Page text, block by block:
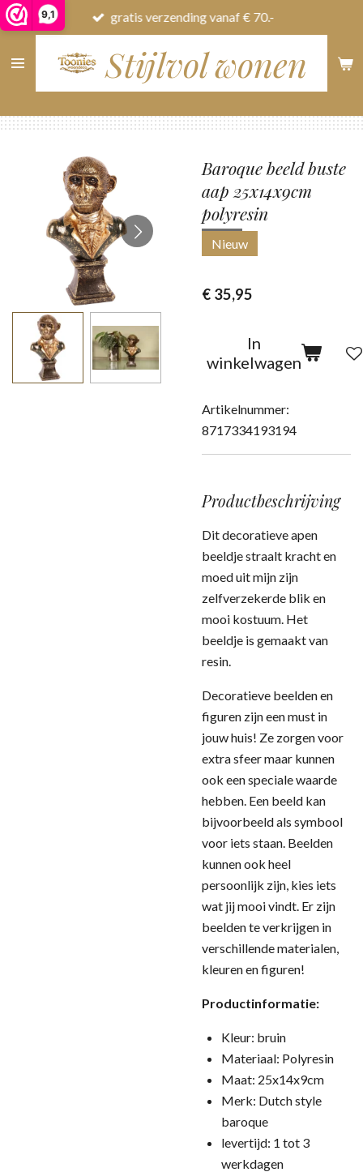
9,1
Ga
direct
naar
Stijlvol wonen
gratis verzending vanaf € 70.-
Baroque beeld buste
aap 25x14x9cm
polyresin
Nieuw
€ 35,95
In
winkelwagen
Artikelnummer:
8717334193194
Productbeschrijving
Dit decoratieve apen
beeldje straalt kracht en
moed uit mijn zijn
zelfverzekerde blik en
mooi kostuum. Het
beeldje is gemaakt van
resin.
Decoratieve beelden en
figuren zijn een must in
jouw huis! Ze zorgen voor
extra sfeer maar kunnen
ook een speciale waarde
hebben. Een beeld kan
bijvoorbeeld als symbool
voor iets staan. Beelden
kunnen ook heel
persoonlijk zijn, kies iets
wat jij mooi vindt. Er zijn
beelden te verkrijgen in
verschillende materialen,
kleuren en figuren!
Productinformatie:
Kleur: bruin
Materiaal: Polyresin
Maat: 25x14x9cm
Merk: Dutch style
baroque
levertijd: 1 tot 3
werkdagen